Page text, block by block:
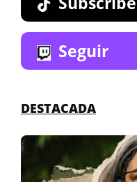
Seguir
DESTACADA